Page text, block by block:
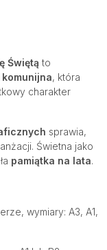
Świętą to
, która
charakter
sprawia,
Świetna jako
pamiątka na lata.
wymiary: A3, A1,